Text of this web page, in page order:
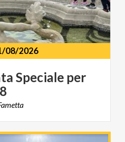
08/2026
Speciale per